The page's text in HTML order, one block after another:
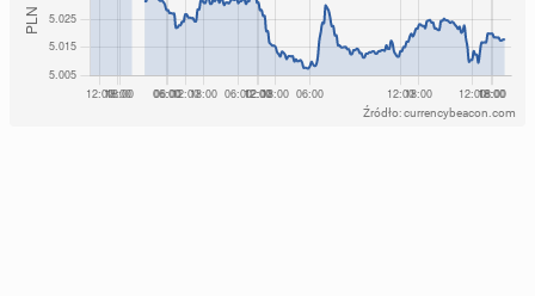
Źródło: currencybeacon.com